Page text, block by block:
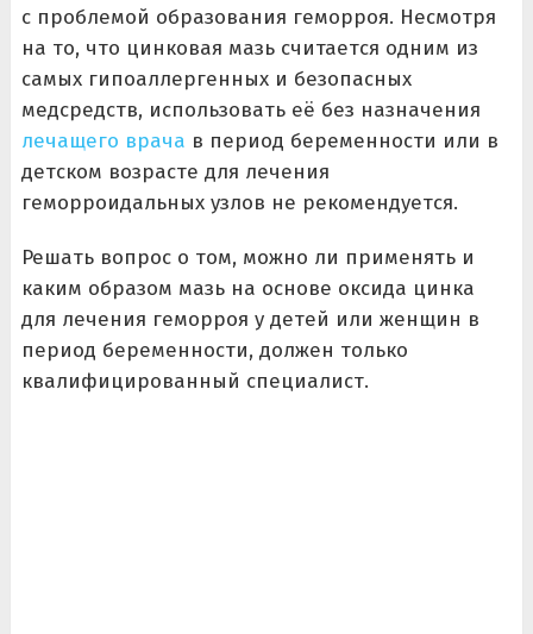
с проблемой образования геморроя. Несмотря
на то, что цинковая мазь считается одним из
самых гипоаллергенных и безопасных
медсредств, использовать её без назначения
лечащего врача в период беременности или в
детском возрасте для лечения
геморроидальных узлов не рекомендуется.
Решать вопрос о том, можно ли применять и
каким образом мазь на основе оксида цинка
для лечения геморроя у детей или женщин в
период беременности, должен только
квалифицированный специалист.